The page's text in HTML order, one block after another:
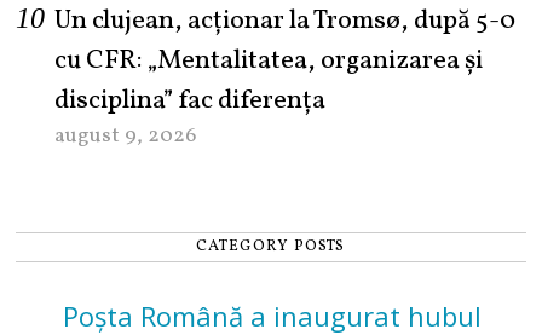
Un clujean, acționar la Tromsø, după 5-0
cu CFR: „Mentalitatea, organizarea și
disciplina” fac diferența
august 9, 2026
CATEGORY POSTS
Poșta Română a inaugurat hubul